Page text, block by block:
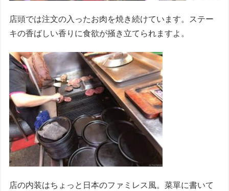
店頭では注文の入ったお肉を焼き続けています。ステー
キの香ばしい香りに食欲が掻き立てられますよ。
店の内装はちょっと日本のファミレス風。菜單に書いて